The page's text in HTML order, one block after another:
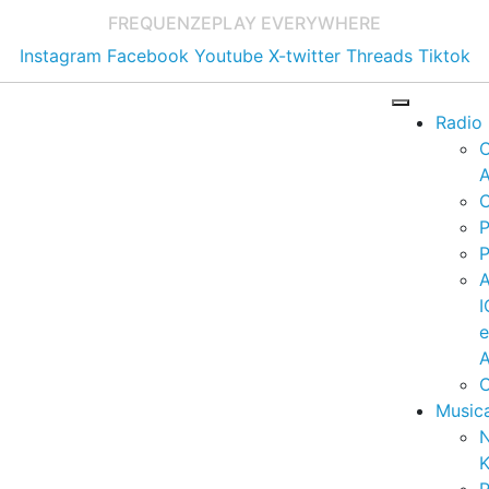
FREQUENZEPLAY EVERYWHERE
Instagram Facebook Youtube X-twitter Threads Tiktok
Radio
e